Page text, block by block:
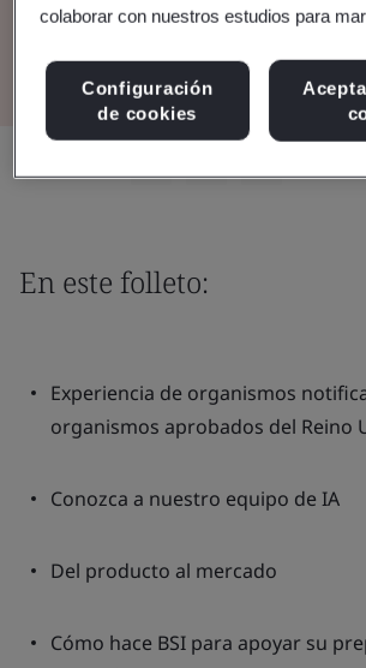
En este folleto:
Experiencia de organismos
organismos aprobados del Reino
Conozca a nuestro equipo de IA
Del producto al mercado
Cómo hace BSI para apoyar su
colaborar con nuestros estudios para
Configuración
de cookies